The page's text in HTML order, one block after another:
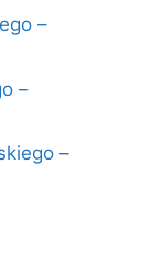
–
–
–